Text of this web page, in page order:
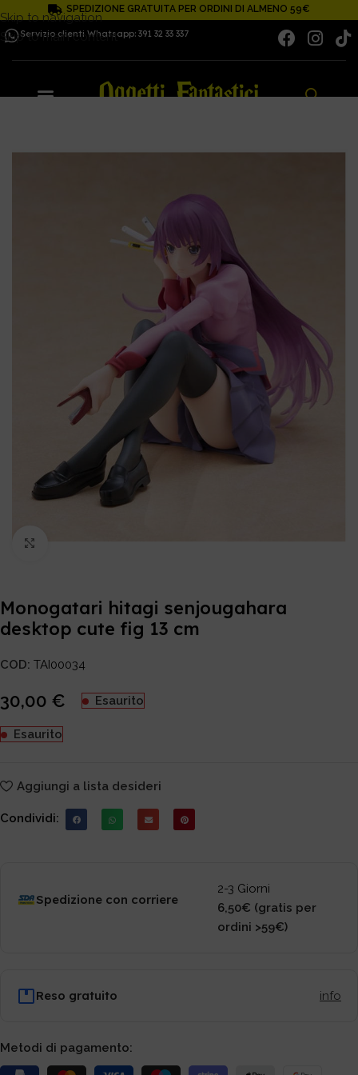
Skip to navigation
Skip to main content
SPEDIZIONE GRATUITA PER ORDINI DI ALMENO 59€
Servizio clienti Whatsapp: 391 32 33 337
Monogatari hitagi senjougahara
desktop cute fig 13 cm
COD: TAI00034
30,00 € Esaurito
Esaurito
Aggiungi a lista desideri
Condividi:
Spedizione con corriere
2-3 Giorni
6,50€ (gratis per
ordini >59€)
Reso gratuito info
Metodi di pagamento: